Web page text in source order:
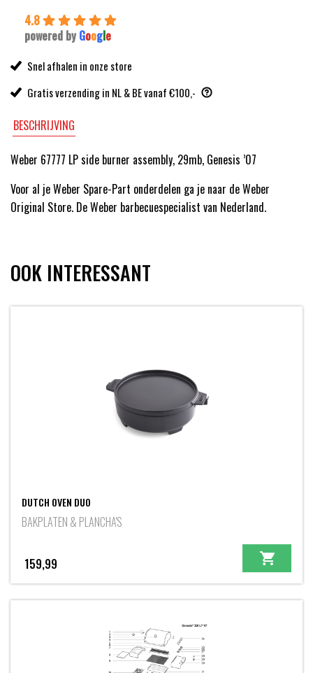
4.8
powered by Google
Snel afhalen in onze store
Gratis verzending in NL & BE vanaf €100,-
BESCHRIJVING
Weber 67777 LP side burner assembly, 29mb, Genesis ’07
Voor al je Weber Spare-Part onderdelen ga je naar de Weber
Original Store. De Weber barbecuespecialist van Nederland.
OOK INTERESSANT
DUTCH OVEN DUO
BAKPLATEN & PLANCHA'S
159,99